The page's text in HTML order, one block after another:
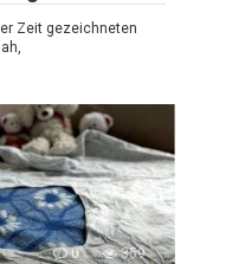
Zeit gezeichneten
0 359